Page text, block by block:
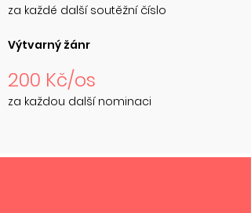
za každé další soutěžní číslo
Výtvarný žánr
200 Kč/os
za každou další nominaci